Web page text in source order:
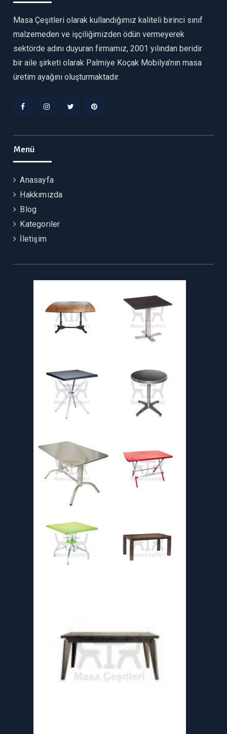
Masa Çeşitleri olarak kullandığımız kaliteli birinci sınıf
malzemeden ve işçiliğimizden ödün vermeyerek
sektörde adını duyuran firmamız, 2001 yılından beridir
bir aile şirketi olarak Palmiye Koçak Mobilya’nın masa
üretim ayağını oluşturmaktadır.
Menü
Anasayfa
Hakkımızda
Blog
Kategoriler
İletişim